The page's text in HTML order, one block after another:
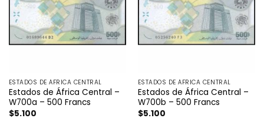
ESTADOS DE ÁFRICA CENTRAL
Estados de África Central –
W700a – 500 Francs
$5.100
ESTADOS DE ÁFRICA CENTRAL
Estados de África Central –
W700b – 500 Francs
$5.100